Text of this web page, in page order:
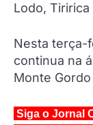
Lodo,
Nesta terça-
continua na
Monte
Siga o Jornal